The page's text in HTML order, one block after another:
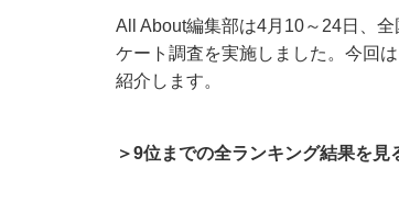
All About編集部は4月10～24日、
ケート調査を実施しました。今回
紹介します。
＞9位までの全ランキング結果を見